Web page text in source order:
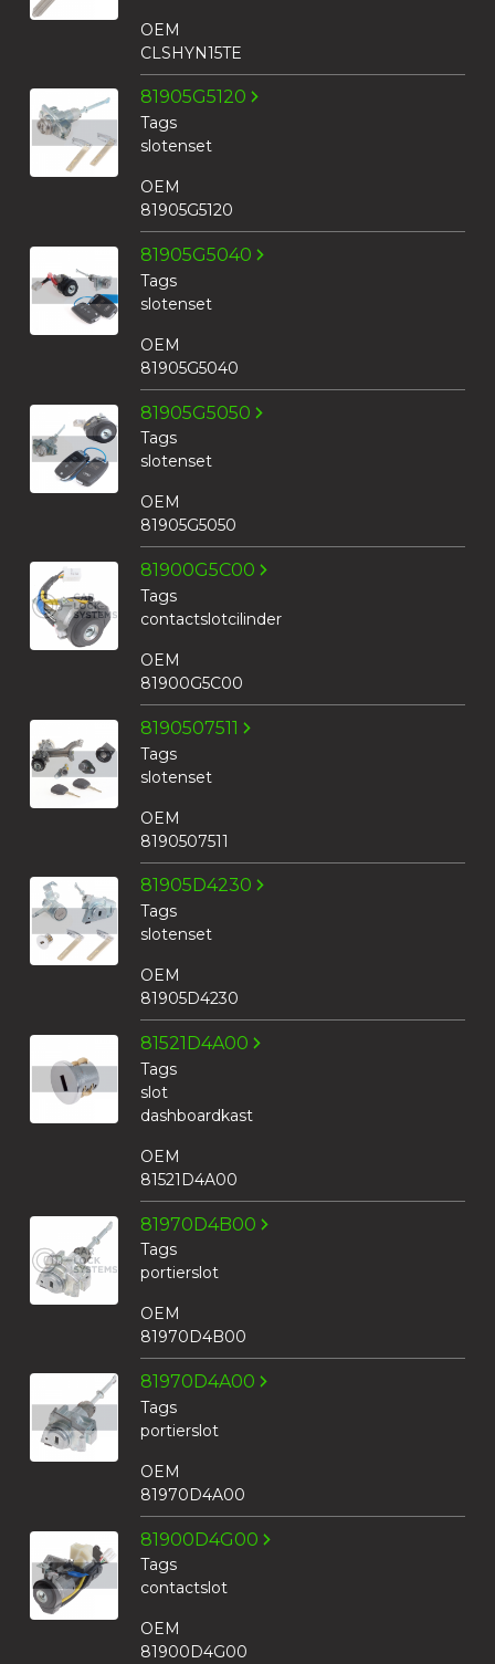
OEM
CLSHYN15TE
81905G5120
Tags
slotenset
OEM
81905G5120
81905G5040
Tags
slotenset
OEM
81905G5040
81905G5050
Tags
slotenset
OEM
81905G5050
81900G5C00
Tags
contactslotcilinder
OEM
81900G5C00
8190507511
Tags
slotenset
OEM
8190507511
81905D4230
Tags
slotenset
OEM
81905D4230
81521D4A00
Tags
slot
dashboardkast
OEM
81521D4A00
81970D4B00
Tags
portierslot
OEM
81970D4B00
81970D4A00
Tags
portierslot
OEM
81970D4A00
81900D4G00
Tags
contactslot
OEM
81900D4G00